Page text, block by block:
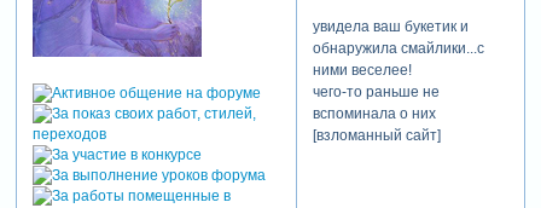
увидела ваш букетик и
обнаружила смайлики...с
ними веселее!
чего-то раньше не
вспоминала о них
[взломанный сайт]